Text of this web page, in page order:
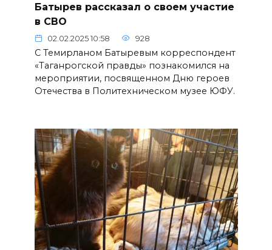
Батырев рассказал о своем участие
в СВО
02.02.2025 10:58 928
С Темирланом Батыревым корреспондент
«Таганрогской правды» познакомился на
мероприятии, посвященном Дню героев
Отечества в Политехническом музее ЮФУ.